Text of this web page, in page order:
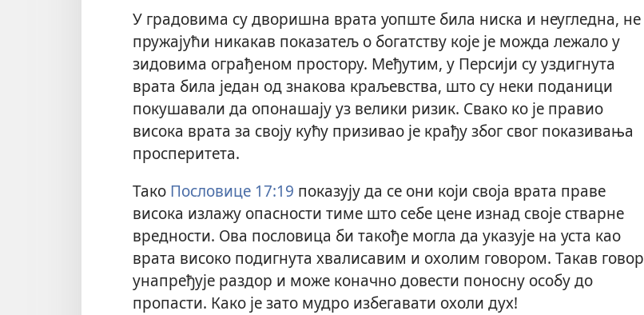
У градовима су дворишна врата уопште била ниска и неугледна, не
пружајући никакав показатељ о богатству које је можда лежало у
зидовима ограђеном простору. Међутим, у Персији су уздигнута
врата била један од знакова краљевства, што су неки поданици
покушавали да опонашају уз велики ризик. Свако ко је правио
висока врата за своју кућу призивао је крађу због свог показивања
просперитета.
Тако Пословице 17:19 показују да се они који своја врата праве
висока излажу опасности тиме што себе цене изнад своје стварне
вредности. Ова пословица би такође могла да указује на уста као
врата високо подигнута хвалисавим и охолим говором. Такав говор
унапређује раздор и може коначно довести поносну особу до
пропасти. Како је зато мудро избегавати охоли дух!